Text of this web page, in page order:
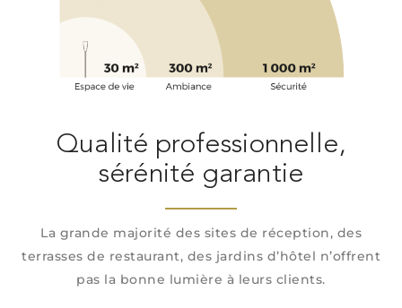
Qualité professionnelle,
sérénité garantie
La grande majorité des sites de réception, des
terrasses de restaurant, des jardins d’hôtel n’offrent
pas la bonne lumière à leurs clients.